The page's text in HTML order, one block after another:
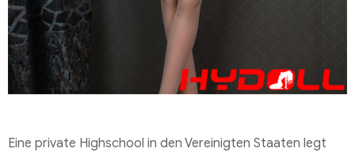
Eine private Highschool in den Vereinigten Staaten legt